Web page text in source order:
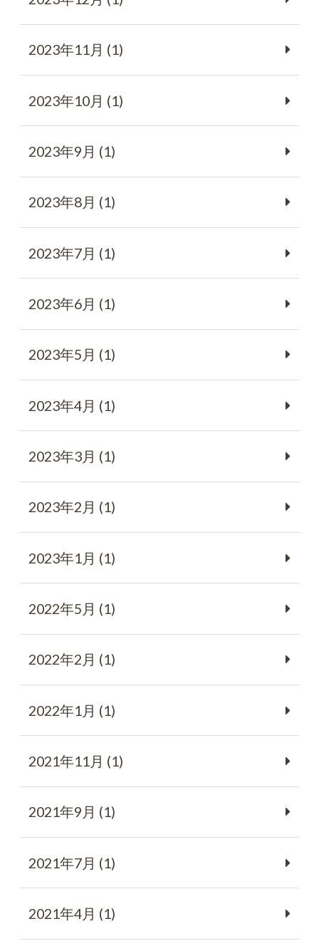
2023年11月 (1)
2023年10月 (1)
2023年9月 (1)
2023年8月 (1)
2023年7月 (1)
2023年6月 (1)
2023年5月 (1)
2023年4月 (1)
2023年3月 (1)
2023年2月 (1)
2023年1月 (1)
2022年5月 (1)
2022年2月 (1)
2022年1月 (1)
2021年11月 (1)
2021年9月 (1)
2021年7月 (1)
2021年4月 (1)